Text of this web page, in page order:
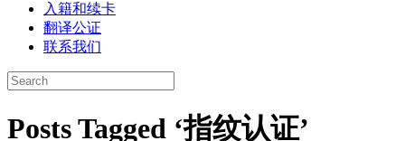
入籍和续卡
翻译公证
联系我们
Posts Tagged ‘指纹认证’